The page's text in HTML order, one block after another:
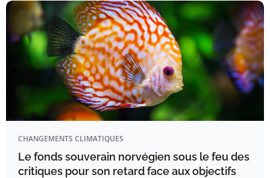
CHANGEMENTS CLIMATIQUES
Le fonds souverain norvégien sous le feu des
critiques pour son retard face aux objectifs